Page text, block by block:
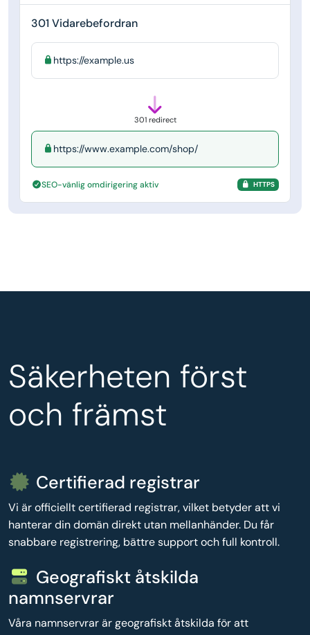
301 Vidarebefordran
https://example.us
301 redirect
https://www.example.com/shop/
SEO-vänlig omdirigering aktiv HTTPS
Säkerheten först
och främst
Certifierad registrar
Vi är officiellt certifierad registrar, vilket betyder att vi
hanterar din domän direkt utan mellanhänder. Du får
snabbare registrering, bättre support och full kontroll.
Geografiskt åtskilda
namnservrar
Våra namnservrar är geografiskt åtskilda för att